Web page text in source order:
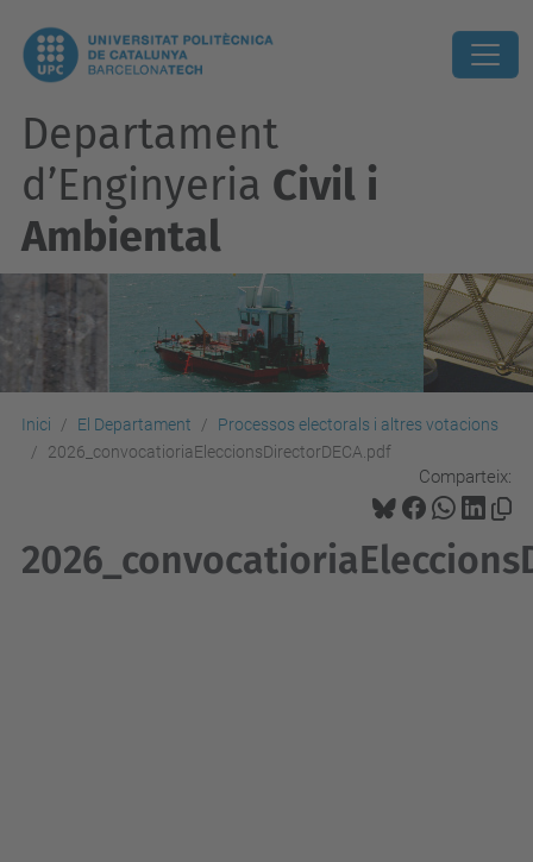
Departament
d’Enginyeria Civil i
Ambiental
Inici El Departament
Processos electorals i altres votacions
2026_convocatioriaEleccionsDirectorDECA.pdf
Comparteix: